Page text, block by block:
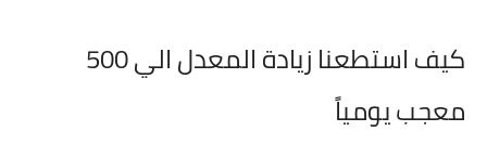
كيف استطعنا زيادة المعدل الي 500
معجب يومياً